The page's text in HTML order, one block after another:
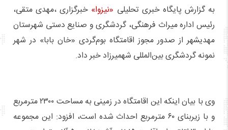
به گزارش پایگاه خبری تحلیلی «نیزوا» خبرگزاری ،مهدی متقی،
رئیس اداره میراث فرهنگی، گردشگری و صنایع دستی شهرستان
مهدیشهر از صدور مجوز اقامتگاه بوم‌گردی «خان بابا» در شهر
نمونه گردشگری بین‌المللی شهمیرزاد خبر داد.
وی با بیان اینکه این اقامتگاه در زمینی به مساحت ۲۳۰۰ مترمربع
و با زیربنای ۶۰ مترمربع احداث شده است، افزود: این مجموعه